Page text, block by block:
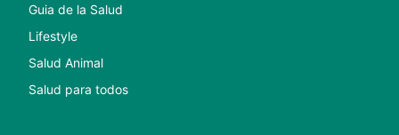
Guia de la Salud
Lifestyle
Salud Animal
Salud para todos